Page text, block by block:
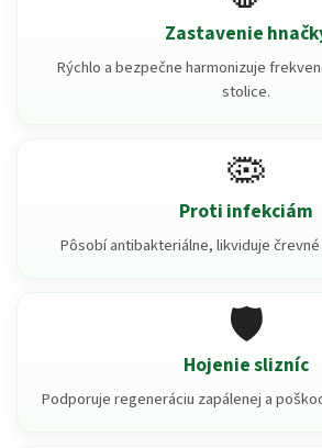
Zastavenie
Rýchlo a bezpečne harmonizuje
stolice.
🦠
Proti infekciám
Pôsobí antibakteriálne, likviduje
🛡️
Hojenie slizníc
Podporuje regeneráciu zapálenej a